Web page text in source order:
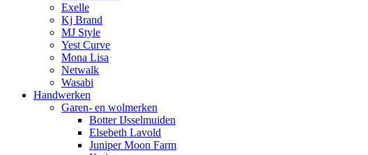
Exelle
Kj Brand
MJ Style
Yest Curve
Mona Lisa
Netwalk
Wasabi
Handwerken
Garen- en wolmerken
Botter IJsselmuiden
Elsebeth Lavold
Juniper Moon Farm